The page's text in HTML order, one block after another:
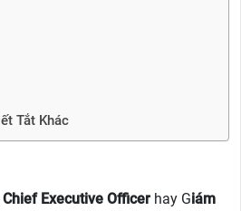
Tắt Khác
Chief Executive Officer hay Giám